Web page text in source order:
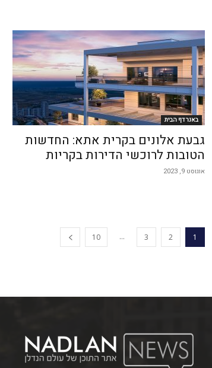
באנר דף הבית
גבעת אלונים בקרית אתא: החדשות
הטובות לרוכשי הדירות בקריות
אוגוסט 9, 2023
1
2
3
...
10